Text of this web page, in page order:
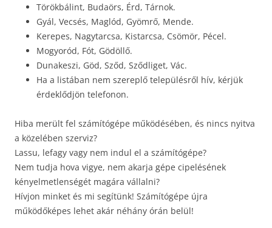
Törökbálint, Budaörs, Érd, Tárnok.
Gyál, Vecsés, Maglód, Gyömrő, Mende.
Kerepes, Nagytarcsa, Kistarcsa, Csömör, Pécel.
Mogyoród, Fót, Gödöllő.
Dunakeszi, Göd, Sződ, Sződliget, Vác.
Ha a listában nem szereplő településről hív, kérjük
érdeklődjön telefonon.
Hiba merült fel számítógépe működésében, és nincs nyitva
a közelében szerviz?
Lassu, lefagy vagy nem indul el a számítógépe?
Nem tudja hova vigye, nem akarja gépe cipelésének
kényelmetlenségét magára vállalni?
Hívjon minket és mi segítünk! Számítógépe újra
működőképes lehet akár néhány órán belül!